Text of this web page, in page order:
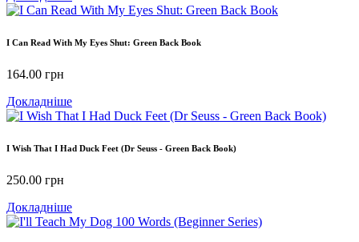
I Can Read With My Eyes Shut: Green Back Book
164.00 грн
Докладніше
I Wish That I Had Duck Feet (Dr Seuss - Green Back Book)
250.00 грн
Докладніше